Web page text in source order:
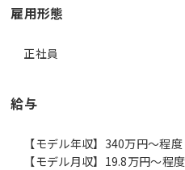
雇用形態
正社員
給与
【モデル年収】340万円〜
【モデル月収】19.8万円〜程度